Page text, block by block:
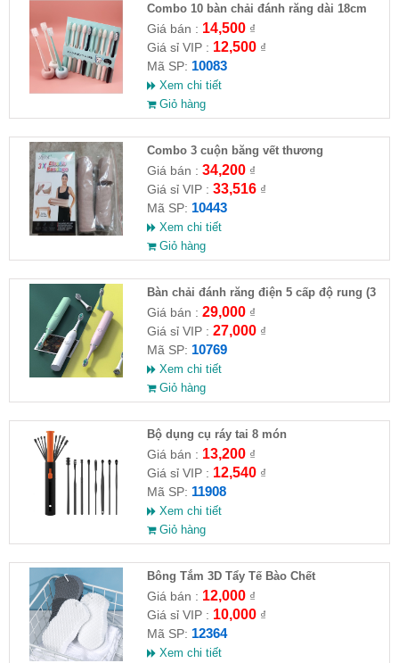
Combo 10 bàn chải đánh răng dài 18cm
kèm nắp bảo vệ
Giá bán : 14,500₫
Giá sỉ VIP : 12,500₫
Mã SP: 10083
Xem chi tiết
Giỏ hàng
Combo 3 cuộn băng vết thương
Giá bán : 34,200₫
Giá sỉ VIP : 33,516₫
Mã SP: 10443
Xem chi tiết
Giỏ hàng
Bàn chải đánh răng điện 5 cấp độ rung (3
đầu chải thay thế)
Giá bán : 29,000₫
Giá sỉ VIP : 27,000₫
Mã SP: 10769
Xem chi tiết
Giỏ hàng
Bộ dụng cụ ráy tai 8 món
Giá bán : 13,200₫
Giá sỉ VIP : 12,540₫
Mã SP: 11908
Xem chi tiết
Giỏ hàng
Bông Tắm 3D Tẩy Tế Bào Chết
Giá bán : 12,000₫
Giá sỉ VIP : 10,000₫
Mã SP: 12364
Xem chi tiết